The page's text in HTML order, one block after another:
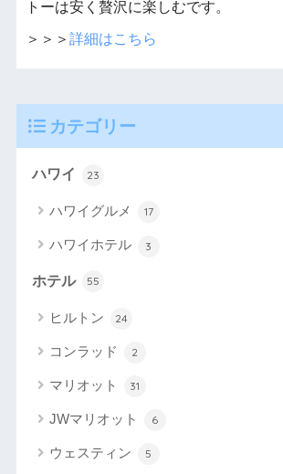
トーは安く贅沢に楽しむです。
＞＞＞ 詳細はこちら
カテゴリー
ハワイ 23
ハワイグルメ 17
ハワイホテル 3
ホテル 55
ヒルトン 24
コンラッド 2
マリオット 31
JWマリオット 6
ウェスティン 5